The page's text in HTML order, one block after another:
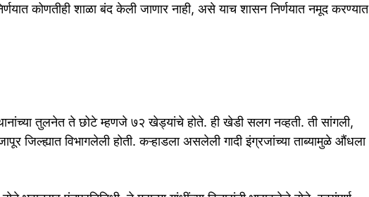
कोणतीही शाळा बंद केली जाणार नाही, असे याच शासन निर्णयात नमूद करण्यात
तुलनेत ते छोटे म्हणजे ७२ खेड्यांचे होते. ही खेडी सलग नव्हती. ती सांगली,
जिल्ह्यात विभागलेली होती. कऱ्हाडला असलेली गादी इंग्रजांच्या ताब्यामुळे औंधला